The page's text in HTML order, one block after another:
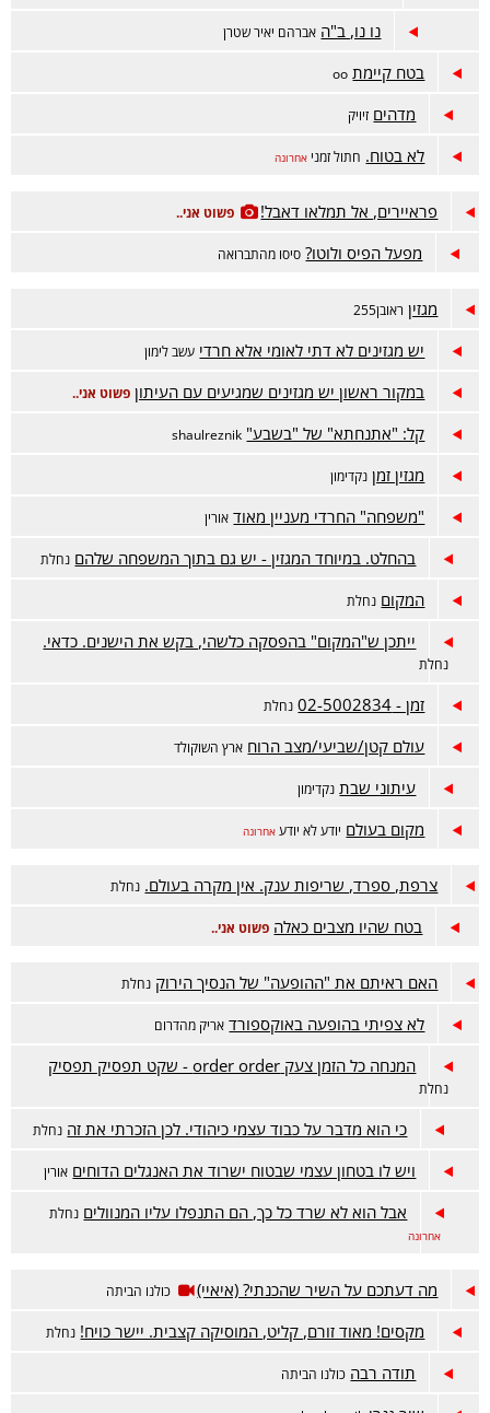
נו נו, ב"ה אברהם יאיר שטרן
בטח קיימת oo
מדהים זיויק
לא בטוח. חתול זמני אחרונה
פראיירים, אל תמלאו דאבל! פשוט אני..
מפעל הפיס ולוטו? סיסו מהתברואה
מגזין ראובן255
יש מגזינים לא דתי לאומי אלא חרדי עשב לימון
במקור ראשון יש מגזינים שמגיעים עם העיתון פשוט אני..
קל: "אתנחתא" של "בשבע" shaulreznik
מגזין זמן נקדימון
"משפחה" החרדי מעניין מאוד אורין
בהחלט. במיוחד המגזין - יש גם בתוך המשפחה שלהם נחלת
המקום נחלת
ייתכן ש"המקום" בהפסקה כלשהי, בקש את הישנים. כדאי.
נחלת
זמן - 02-5002834 נחלת
עולם קטן/שביעי/מצב הרוח ארץ השוקולד
עיתוני שבת נקדימון
מקום בעולם יודע לא יודע אחרונה
צרפת, ספרד, שריפות ענק. אין מקרה בעולם. נחלת
בטח שהיו מצבים כאלה פשוט אני..
האם ראיתם את "ההופעה" של הנסיך הירוק נחלת
לא צפיתי בהופעה באוקספורד אריק מהדרום
המנחה כל הזמן צעק order order - שקט תפסיק תפסיק
נחלת
כי הוא מדבר על כבוד עצמי כיהודי. לכן הזכרתי את זה נחלת
ויש לו בטחון עצמי שבטוח ישרוד את האנגלים הדוחים אורין
אבל הוא לא שרד כל כך, הם התנפלו עליו המנוולים נחלת
אחרונה
מה דעתכם על השיר שהכנתי? (איאיי) כולנו הביתה
מקסים! מאוד זורם, קליט, המוסיקה קצבית. יישר כויח! נחלת
תודה רבה כולנו הביתה